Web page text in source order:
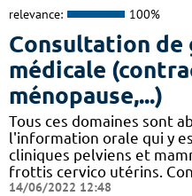
relevance: 100%
Consultation de
médicale
ménopause,...)
Tous ces domaines sont
l'information orale qui y
cliniques pelviens et
frottis cervico utérins.
14/06/2022 12:48